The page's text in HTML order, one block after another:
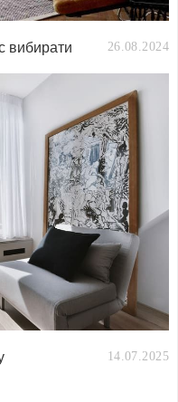
вибирати
26.08.2024
14.07.2025